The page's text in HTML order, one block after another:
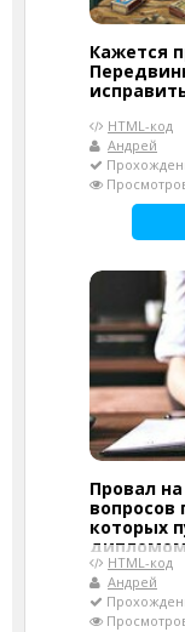
Кажется
HTML-код
Андрей
Провал
вопросов
которых
дипломом
HTML-код
Андрей